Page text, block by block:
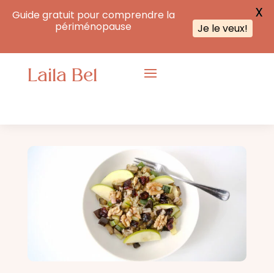
Laila Bel
Guide gratuit pour comprendre la
périménopause
Je le veux!
X